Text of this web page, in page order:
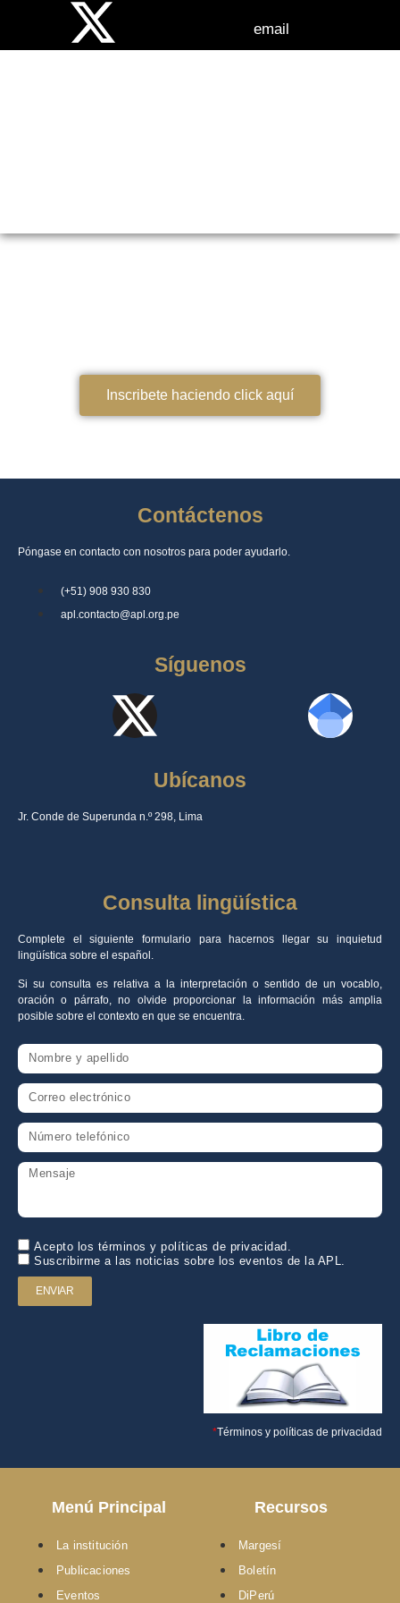
email
Inscribete haciendo click aquí
Contáctenos
Póngase en contacto con nosotros para poder ayudarlo.
(+51) 908 930 830
apl.contacto@apl.org.pe
Síguenos
Ubícanos
Jr. Conde de Superunda n.º 298, Lima
Consulta lingüística
Complete el siguiente formulario para hacernos llegar su inquietud
lingüística sobre el español.
Si su consulta es relativa a la interpretación o sentido de un vocablo,
oración o párrafo, no olvide proporcionar la información más amplia
posible sobre el contexto en que se encuentra.
Acepto los términos y políticas de privacidad.
Suscribirme a las noticias sobre los eventos de la APL.
ENVIAR
*Términos y políticas de privacidad
Menú Principal
La institución
Publicaciones
Eventos
Recursos
Margesí
Boletín
DiPerú